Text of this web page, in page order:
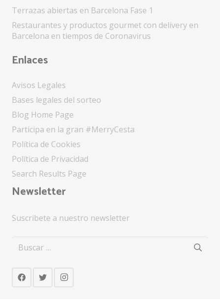
Terrazas abiertas en Barcelona Fase 1
Restaurantes y productos gourmet con delivery en
Barcelona en tiempos de Coronavirus
Enlaces
Avisos Legales
Bases legales del sorteo
Blog Home Page
Participa en la gran #MerryCesta
Política de Cookies
Política de Privacidad
Search Results Page
Newsletter
Suscribete a nuestro newsletter
Buscar: